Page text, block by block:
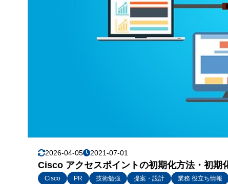
2026-04-05 2021-07-01
Cisco アクセスポイントの初期化方法・初期
Cisco PR 技術勉強 提案・設計 業務 役立ち情報